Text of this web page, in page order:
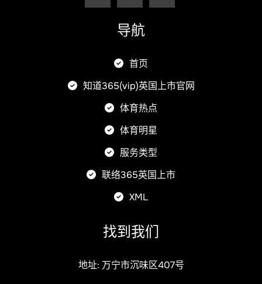
导航
首页
知道365(vip)英国上市官网
体育热点
体育明星
服务类型
联络365英国上市
XML
找到我们
地址: 万宁市沉味区407号